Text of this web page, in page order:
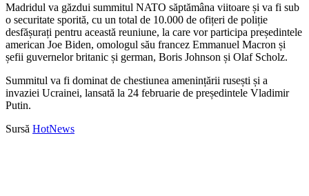
Madridul va găzdui summitul NATO săptămâna viitoare și va fi sub
o securitate sporită, cu un total de 10.000 de ofițeri de poliție
desfășurați pentru această reuniune, la care vor participa președintele
american Joe Biden, omologul său francez Emmanuel Macron și
șefii guvernelor britanic și german, Boris Johnson și Olaf Scholz.
Summitul va fi dominat de chestiunea amenințării rusești și a
invaziei Ucrainei, lansată la 24 februarie de președintele Vladimir
Putin.
Sursă HotNews